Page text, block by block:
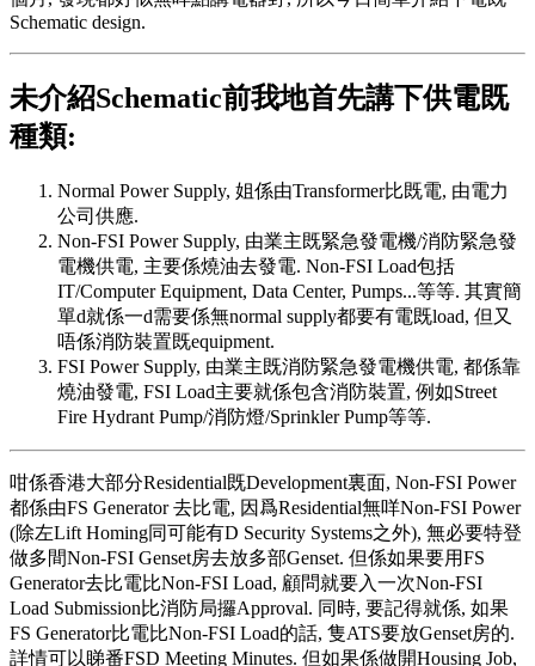
Schematic design.
未介紹Schematic前我地首先講下供電既
種類:
Normal Power Supply, 姐係由Transformer比既電, 由電力
公司供應.
Non-FSI Power Supply, 由業主既緊急發電機/消防緊急發
電機供電, 主要係燒油去發電. Non-FSI Load包括
IT/Computer Equipment, Data Center, Pumps...等等. 其實簡
單d就係一d需要係無normal supply都要有電既load, 但又
唔係消防裝置既equipment.
FSI Power Supply, 由業主既消防緊急發電機供電, 都係靠
燒油發電, FSI Load主要就係包含消防裝置, 例如Street
Fire Hydrant Pump/消防燈/Sprinkler Pump等等.
咁係香港大部分Residential既Development裏面, Non-FSI Power
都係由FS Generator 去比電, 因爲Residential無咩Non-FSI Power
(除左Lift Homing同可能有D Security Systems之外), 無必要特登
做多間Non-FSI Genset房去放多部Genset. 但係如果要用FS
Generator去比電比Non-FSI Load, 顧問就要入一次Non-FSI
Load Submission比消防局攞Approval. 同時, 要記得就係, 如果
FS Generator比電比Non-FSI Load的話, 隻ATS要放Genset房的.
詳情可以睇番FSD Meeting Minutes. 但如果係做開Housing Job,